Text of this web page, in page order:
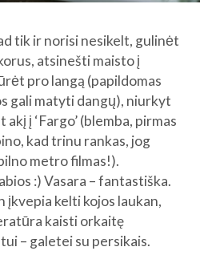
tik ir norisi nesikelt, gulinėt
atsinešti maisto į
pro langą (papildomas
gali matyti dangų), niurkyt
į ‘Fargo’ (blemba, pirmas
kad trinu rankas, jog
metro filmas!).
:) Vasara – fantastiška.
įkvepia kelti kojos laukan,
kaisti orkaitę
– galetei su persikais.